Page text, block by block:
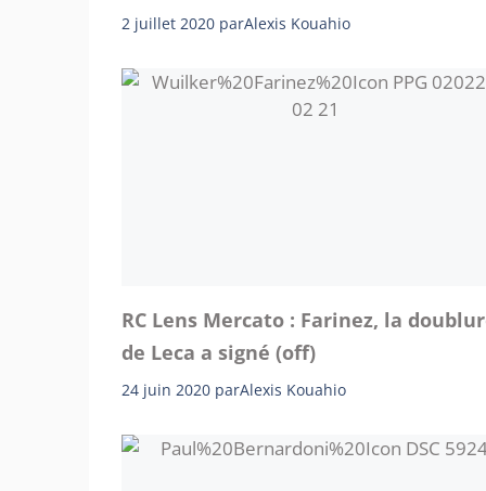
2 juillet 2020 parAlexis Kouahio
RC Lens Mercato : Farinez, la
de Leca a signé (off)
24 juin 2020 parAlexis Kouahio